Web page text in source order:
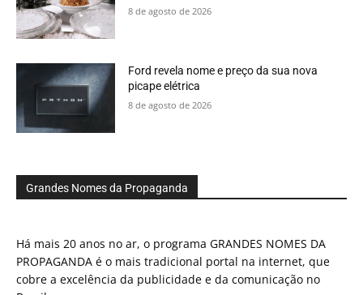
8 de agosto de 2026
Ford revela nome e preço da sua nova
picape elétrica
8 de agosto de 2026
Grandes Nomes da Propaganda
Há mais 20 anos no ar, o programa GRANDES NOMES DA
PROPAGANDA é o mais tradicional portal na internet, que
cobre a excelência da publicidade e da comunicação no